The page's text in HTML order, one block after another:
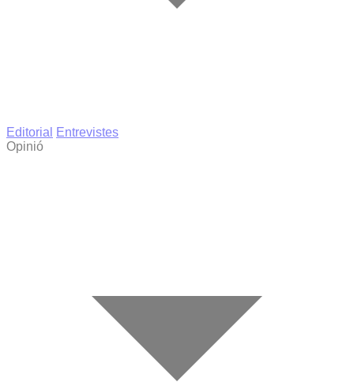
Editorial
Entrevistes
Opinió